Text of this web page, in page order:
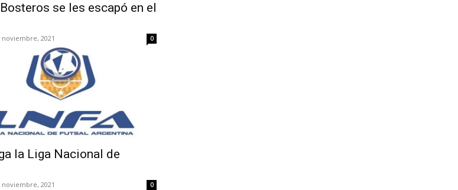
se les escapó en el
noviembre, 2021 0
la Liga Nacional de
noviembre, 2021 0